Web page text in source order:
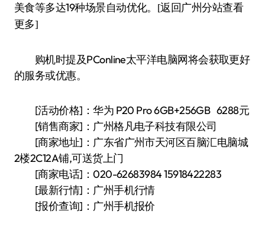
美食等多达19种场景自动优化。
[返回广州分站查看
更多]
购机时提及PConline太平洋电脑网将会获取更好
的服务或优惠。
[活动价格]：华为 P20 Pro 6GB+256GB 6288元
[销售商家]：广州格凡电子科技有限公司
[商家地址]：广东省广州市天河区百脑汇电脑城
2楼2C12A铺,可送货上门
[商家电话]：020-62683984 15918422283
[最新行情]：广州手机行情
[报价查询]：广州手机报价